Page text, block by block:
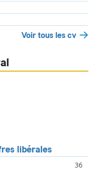
Voir tous les cv
libérales
36